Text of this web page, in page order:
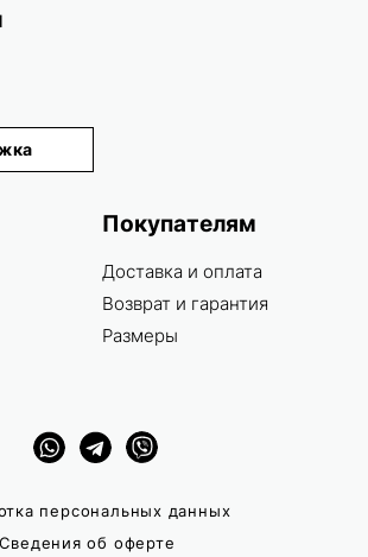
Покупателям
Доставка и оплата
Возврат и гарантия
Размеры
персональных данных
Сведения об оферте